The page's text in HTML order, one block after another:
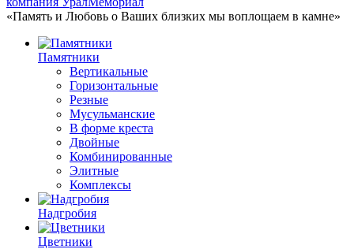
«Память и Любовь о Ваших близких мы воплощаем в камне»
Памятники
Вертикальные
Горизонтальные
Резные
Мусульманские
В форме креста
Двойные
Комбинированные
Элитные
Комплексы
Надгробия
Цветники